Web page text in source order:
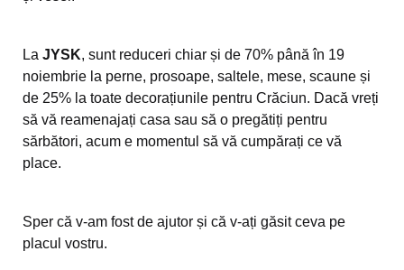
La JYSK, sunt reduceri chiar și de 70% până în 19
noiembrie la perne, prosoape, saltele, mese, scaune și
de 25% la toate decorațiunile pentru Crăciun. Dacă vreți
să vă reamenajați casa sau să o pregătiți pentru
sărbători, acum e momentul să vă cumpărați ce vă
place.
Sper că v-am fost de ajutor și că v-ați găsit ceva pe
placul vostru.